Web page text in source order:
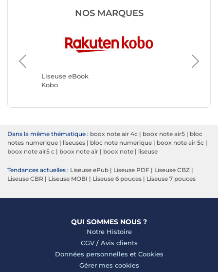
NOS MARQUES
Liseuse eBook
Kobo
Dans la même thématique : boox note air 4c | boox note air5 | bloc
notes numerique | liseuses | bloc note numerique | boox note air 5c |
boox note air5 c | boox note air | boox note | liseuse
Tendances actuelles : Liseuse ePub | Liseuse PDF | Liseuse CBZ |
Liseuse CBR | Liseuse MOBI | Liseuse 6 pouces | Liseuse 7 pouces
QUI SOMMES NOUS ?
Notre Histoire
CGV/ Avis clients
Données personnelles et Cookies
Gérer mes cookies